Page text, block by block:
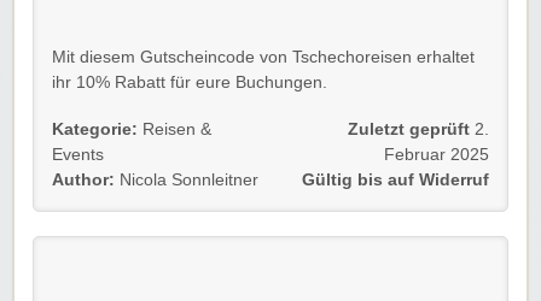
Mit diesem Gutscheincode von Tschechoreisen erhaltet
ihr 10% Rabatt für eure Buchungen.
Gültig für Neukunden und Bestandskunden bis Widerruf.
Einfach unserem Link folgen und den Gutscheincode
eintragen.
Kategorie: Reisen &
Events
Author: Nicola Sonnleitner
Zuletzt geprüft 2.
Februar 2025
Gültig bis auf Widerruf